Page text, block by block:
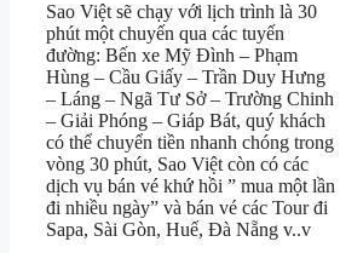
Sao Việt sẽ chạy với lịch trình là 30
phút một chuyến qua các tuyến
đường: Bến xe Mỹ Đình – Phạm
Hùng – Cầu Giấy – Trần Duy Hưng
– Láng – Ngã Tư Sở – Trường Chinh
– Giải Phóng – Giáp Bát, quý khách
có thể chuyển tiền nhanh chóng trong
vòng 30 phút, Sao Việt còn có các
dịch vụ bán vé khứ hồi ” mua một lần
đi nhiều ngày” và bán vé các Tour đi
Sapa, Sài Gòn, Huế, Đà Nẵng v..v